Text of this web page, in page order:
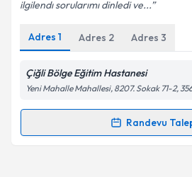
Kişisel verilerimin
Metni'ni okudum ve kişisel
kapsamda işlenmesini
Takvim Talebini
ilgilendı sorularımı dinledi ve...
Adres 1 Adres 2 Adres 3
Çiğli Bölge Eğitim Hastanesi
Yeni Mahalle Mahallesi, 8207. Sokak 71-2,
Randevu
Randevu Takvimi Talebi